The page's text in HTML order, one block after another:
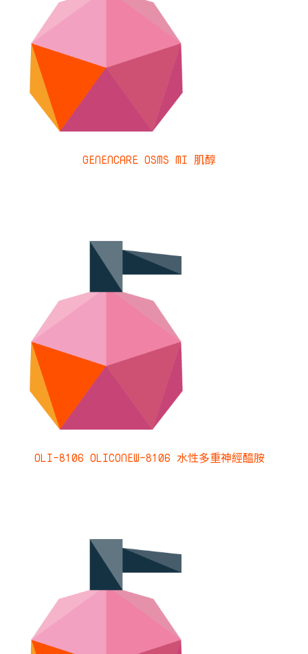
GENENCARE OSMS MI 肌醇
OLI-8106 OLICONEW-8106 水性多重神經醯胺